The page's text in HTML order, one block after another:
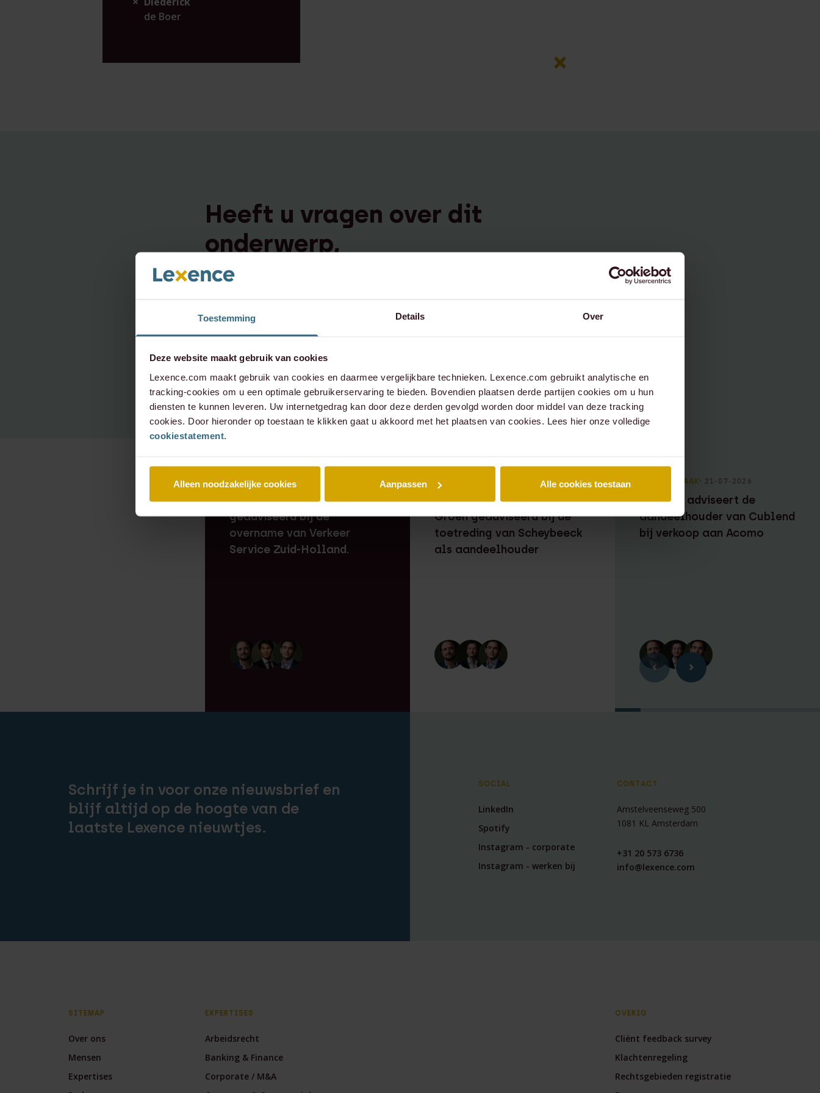
Toestemming Details Over
Deze website maakt gebruik van cookies
Lexence.com maakt gebruik van cookies en daarmee vergelijkbare technieken. Lexence.com gebruikt analytische en
tracking-cookies om u een optimale gebruikerservaring te bieden. Bovendien plaatsen derde partijen cookies om u hun
diensten te kunnen leveren. Uw internetgedrag kan door deze derden gevolgd worden door middel van deze tracking
cookies. Door hieronder op toestaan te klikken gaat u akkoord met het plaatsen van cookies. Lees hier onze volledige
cookiestatement.
Alleen noodzakelijke cookies Aanpassen Alle cookies toestaan
de Boer
Heeft u vragen over dit
onderwerp,
neem contact op:
info@lexence.com
+31 20 573 6736
RECENTE ZAAK⸱ 24-07-2026
Lexence heeft Caddenz
geadviseerd bij de
overname van Verkeer
Service Zuid-Holland.
RECENTE ZAAK ⸱ 22-07-2026
Lexence heeft Sandee
Groen geadviseerd bij de
toetreding van Scheybeeck
als aandeelhouder
RECENTE ZAAK⸱ 21-07-2026
Lexence adviseert de
aandeelhouder van Cublend
bij verkoop aan Acomo
Schrijf je in voor onze nieuwsbrief en
blijf altijd op de hoogte van de
laatste Lexence nieuwtjes.
SOCIAL
LinkedIn
Spotify
Instagram - corporate
Instagram - werken bij
CONTACT
Amstelveenseweg 500
1081 KL Amsterdam
+31 20 573 6736
info@lexence.com
SITEMAP
Over ons
Mensen
Expertises
EXPERTISES
Arbeidsrecht
Banking & Finance
Corporate / M&A
OVERIG
Cliënt feedback survey
Klachtenregeling
Rechtsgebieden registratie